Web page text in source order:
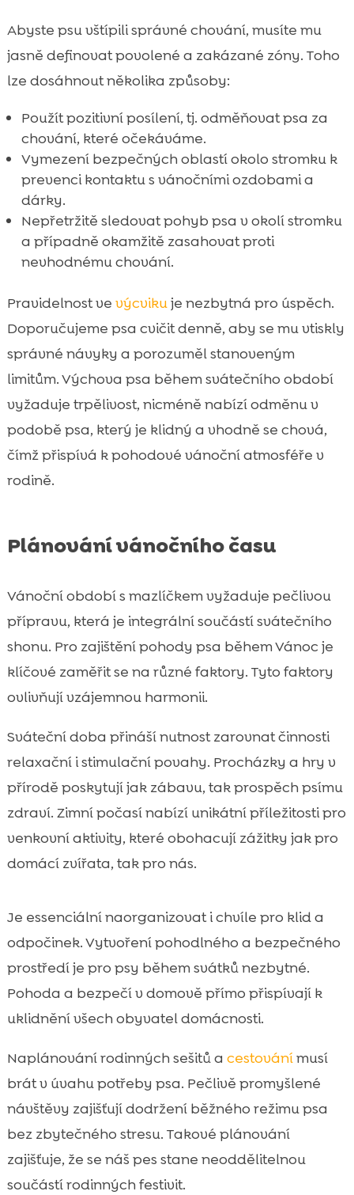
Abyste psu vštípili správné chování, musíte mu
jasně definovat povolené a zakázané zóny. Toho
lze dosáhnout několika způsoby:
Použít pozitivní posílení, tj. odměňovat psa za
chování, které očekáváme.
Vymezení bezpečných oblastí okolo stromku k
prevenci kontaktu s vánočními ozdobami a
dárky.
Nepřetržitě sledovat pohyb psa v okolí stromku
a případně okamžitě zasahovat proti
nevhodnému chování.
Pravidelnost ve výcvikuje nezbytná pro úspěch.
Doporučujeme psa cvičit denně, aby se mu vtiskly
správné návyky a porozuměl stanoveným
limitům. Výchova psa během svátečního období
vyžaduje trpělivost, nicméně nabízí odměnu v
podobě psa, který je klidný a vhodně se chová,
čímž přispívá k pohodové vánoční atmosféře v
rodině.
Plánování vánočního času
Vánoční období s mazlíčkem vyžaduje pečlivou
přípravu, která je integrální součástí svátečního
shonu. Pro zajištění pohody psa během Vánoc je
klíčové zaměřit se na různé faktory. Tyto faktory
ovlivňují vzájemnou harmonii.
Sváteční doba přináší nutnost zarovnat činnosti
relaxační i stimulační povahy. Procházky a hry v
přírodě poskytují jak zábavu, tak prospěch psímu
zdraví. Zimní počasí nabízí unikátní příležitosti pro
venkovní aktivity, které obohacují zážitky jak pro
domácí zvířata, tak pro nás.
Je essenciální naorganizovat i chvíle pro klid a
odpočinek. Vytvoření pohodlného a bezpečného
prostředí je pro psy během svátků nezbytné.
Pohoda a bezpečí v domově přímo přispívají k
uklidnění všech obyvatel domácnosti.
Naplánování rodinných sešitů a cestovánímusí
brát v úvahu potřeby psa. Pečlivě promyšlené
návštěvy zajišťují dodržení běžného režimu psa
bez zbytečného stresu. Takové plánování
zajišťuje, že se náš pes stane neoddělitelnou
součástí rodinných festivit.